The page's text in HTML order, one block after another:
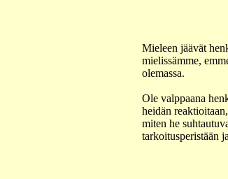
Mieleen jäävät
mielissämme,
olemassa.
Ole valppaana
heidän
miten he
tarkoitusperistään